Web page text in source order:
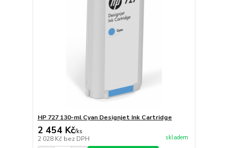
HP 727 130-ml Cyan Designjet Ink Cartridge
2 454 Kč/ks
2 028 Kč bez DPH skladem